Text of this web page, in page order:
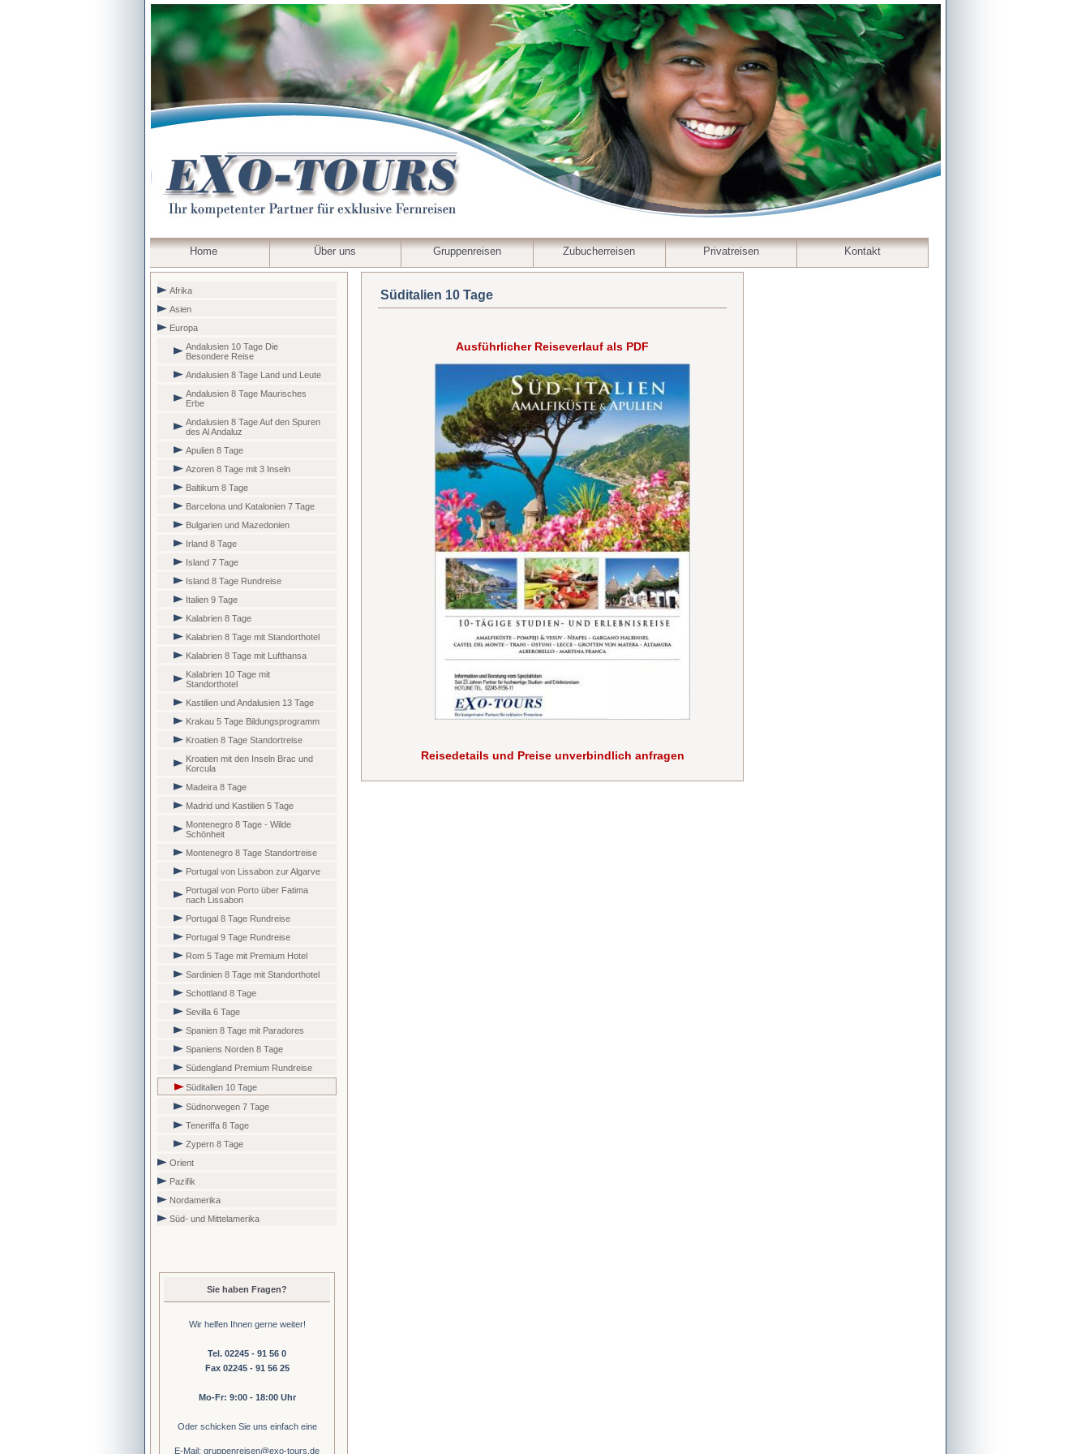
Home Über uns Gruppenreisen Zubucherreisen Privatreisen Kontakt
Afrika
Asien
Europa
Andalusien 10 Tage Die
Besondere Reise
Andalusien 8 Tage Land und Leute
Andalusien 8 Tage Maurisches
Erbe
Andalusien 8 Tage Auf den Spuren
des Al Andaluz
Apulien 8 Tage
Azoren 8 Tage mit 3 Inseln
Baltikum 8 Tage
Barcelona und Katalonien 7 Tage
Bulgarien und Mazedonien
Irland 8 Tage
Island 7 Tage
Island 8 Tage Rundreise
Italien 9 Tage
Kalabrien 8 Tage
Kalabrien 8 Tage mit Standorthotel
Kalabrien 8 Tage mit Lufthansa
Kalabrien 10 Tage mit
Standorthotel
Kastilien und Andalusien 13 Tage
Krakau 5 Tage Bildungsprogramm
Kroatien 8 Tage Standortreise
Kroatien mit den Inseln Brac und
Korcula
Madeira 8 Tage
Madrid und Kastilien 5 Tage
Montenegro 8 Tage - Wilde
Schönheit
Montenegro 8 Tage Standortreise
Portugal von Lissabon zur Algarve
Portugal von Porto über Fatima
nach Lissabon
Portugal 8 Tage Rundreise
Portugal 9 Tage Rundreise
Rom 5 Tage mit Premium Hotel
Sardinien 8 Tage mit Standorthotel
Schottland 8 Tage
Sevilla 6 Tage
Spanien 8 Tage mit Paradores
Spaniens Norden 8 Tage
Südengland Premium Rundreise
Süditalien 10 Tage
Südnorwegen 7 Tage
Teneriffa 8 Tage
Zypern 8 Tage
Orient
Pazifik
Nordamerika
Süd- und Mittelamerika
Sie haben Fragen?
Wir helfen Ihnen gerne weiter!
Tel. 02245 - 91 56 0
Fax 02245 - 91 56 25
Mo-Fr: 9:00 - 18:00 Uhr
Oder schicken Sie uns einfach eine
E-Mail: gruppenreisen@exo-tours.de
Süditalien 10 Tage
Ausführlicher Reiseverlauf als PDF
Reisedetails und Preise unverbindlich anfragen